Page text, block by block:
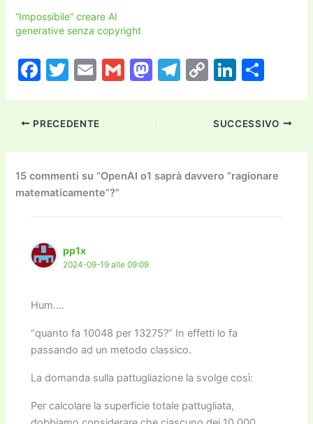
“Impossibile” creare AI
generative senza copyright
F
c
e
b
o
o
k
T
itt
er
E
ai
l
G
M
d
o
T
a
m
C
p
y
Li
n
Li
k
e
dI
n
n
di
vi
di
PRECEDENTE SUCCESSIVO
15 commenti su “OpenAI o1 saprà davvero “ragionare
matematicamente”?”
pp1x
2024-09-19 alle 09:09
Hum….
“quanto fa 10048 per 13275?” In effetti lo fa
passando ad un metodo classico.
La domanda sulla pattugliazione la svolge così:
Per calcolare la superficie totale pattugliata,